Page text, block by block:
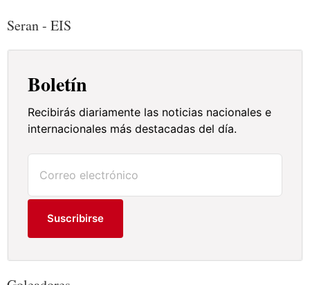
Seran - EIS
Boletín
Recibirás diariamente las noticias nacionales e
internacionales más destacadas del día.
Suscribirse